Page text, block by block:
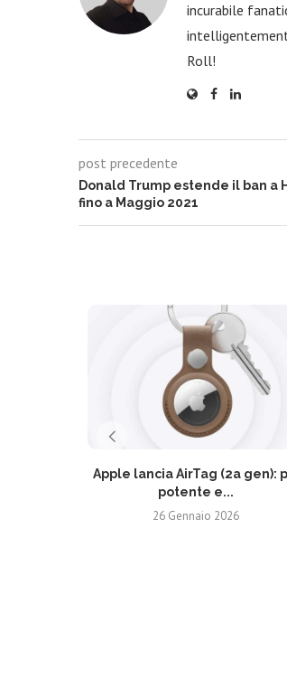
incurabile
Roll!
post precedente
Donald Trump estende il ban a
fino a Maggio 2021
Apple lancia AirTag (2a gen):
potente e...
26 Gennaio 2026